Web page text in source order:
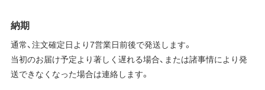
納期
通常、注文確定日より7営業日前後で発送します。
当初のお届け予定より著しく遅れる場合、または諸事情により発
送できなくなった場合は連絡します。